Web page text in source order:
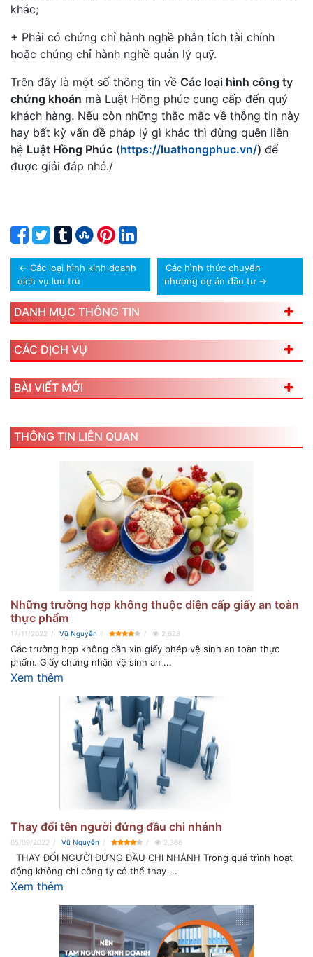
khác;
+ Phải có chứng chỉ hành nghề phân tích tài chính
hoặc chứng chỉ hành nghề quản lý quỹ.
Trên đây là một số thông tin về Các loại hình công ty
chứng khoán mà Luật Hồng phúc cung cấp đến quý
khách hàng. Nếu còn những thắc mắc về thông tin này
hay bất kỳ vấn đề pháp lý gì khác thì đừng quên liên
hệ Luật Hồng Phúc (https://luathongphuc.vn/) để
được giải đáp nhé./
← Các loại hình kinh doanh
dịch vụ lưu trú
Các hình thức chuyển
nhượng dự án đầu tư →
DANH MỤC THÔNG TIN
CÁC DỊCH VỤ
BÀI VIẾT MỚI
THÔNG TIN LIÊN QUAN
Những trường hợp không thuộc diện cấp giấy an toàn
thực phẩm
17/11/2022 Vũ Nguyễn 2,628
Các trường hợp không cần xin giấy phép vệ sinh an toàn thực
phẩm. Giấy chứng nhận vệ sinh an ...
Xem thêm
Thay đổi tên người đứng đầu chi nhánh
05/09/2022 Vũ Nguyễn 2,366
THAY ĐỔI NGƯỜI ĐỨNG ĐẦU CHI NHÁNH Trong quá trình hoạt
động không chỉ công ty có thể thay ...
Xem thêm